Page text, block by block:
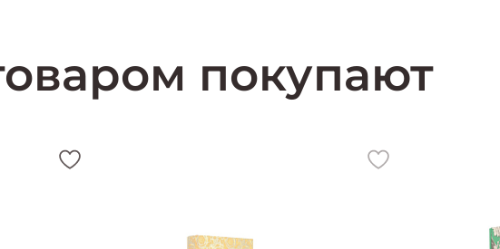
Производитель: США (USA)
покупают